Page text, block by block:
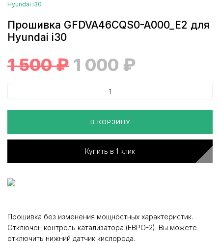
Hyundai i30
Прошивка GFDVA46CQS0-A000_E2 для
Hyundai i30
1 500₽ 1 000 ₽
В КОРЗИНУ
Купить в 1 клик
Прошивка без изменения мощностных характеристик.
Отключен контроль катализатора (ЕВРО-2). Вы можете
отключить нижний датчик кислорода.